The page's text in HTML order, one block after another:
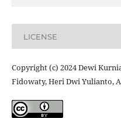
LICENSE
Copyright (c) 2024 Dewi
Fidowaty, Heri Dwi Yulianto,